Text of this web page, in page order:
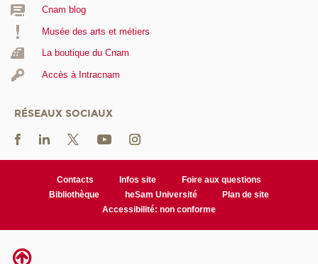
Cnam blog
Musée des arts et métiers
La boutique du Cnam
Accès à Intracnam
RÉSEAUX SOCIAUX
Contacts Infos site
Foire aux questions
Bibliothèque
heSam Université
Plan de site
Accessibilité: non conforme